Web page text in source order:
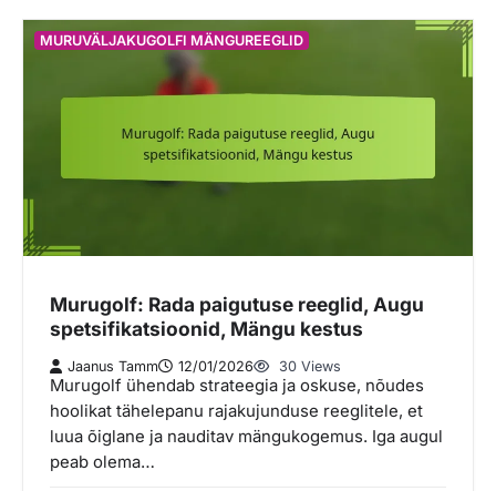
MURUVÄLJAKUGOLFI MÄNGUREEGLID
Murugolf: Rada paigutuse reeglid, Augu
spetsifikatsioonid, Mängu kestus
Jaanus Tamm 12/01/2026 30 Views
Murugolf ühendab strateegia ja oskuse, nõudes
hoolikat tähelepanu rajakujunduse reeglitele, et
luua õiglane ja nauditav mängukogemus. Iga augul
peab olema…